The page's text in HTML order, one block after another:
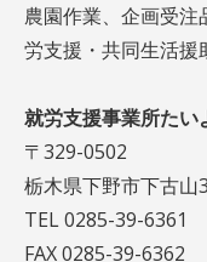
農園作業、企画受
労支援・共同生活援
就労支援事業所たい
〒329-0502
栃木県下野市下古山
TEL 0285-39-6361
FAX 0285-39-6362